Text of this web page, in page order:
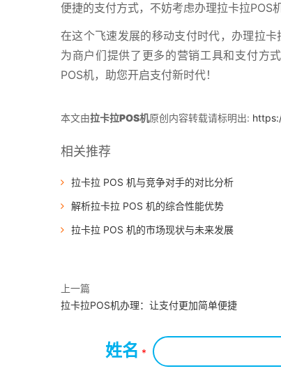
便捷的支付方式，不妨考虑办理拉卡拉POS
在这个飞速发展的移动支付时代，办理拉
为商户们提供了更多的营销工具和支付方
POS机，助您开启支付新时代！
本文由拉卡拉POS机原创内容转载请标明出:
相关推荐
拉卡拉 POS 机与竞争对手的对比分析
解析拉卡拉 POS 机的综合性能优势
拉卡拉 POS 机的市场现状与未来发展
上一篇
拉卡拉POS机办理：让支付更加简单便捷
姓名 *